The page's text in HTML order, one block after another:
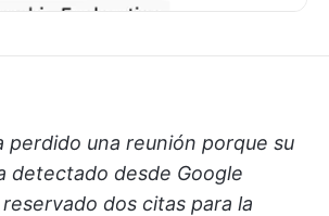
perdido una reunión porque su
detectado desde Google
dos citas para la